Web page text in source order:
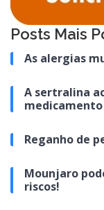
Posts Mais
As alergias
A sertralina
Reganho de
Mounjaro
riscos!